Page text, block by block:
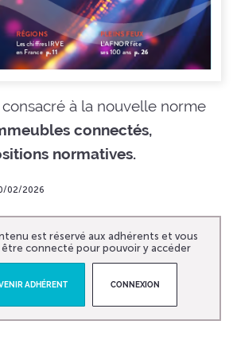
à la nouvelle norme
connectés,
normatives.
02/2026
est réservé aux adhérents et vous
être connecté pour pouvoir y accéder
ADHÉRENT CONNEXION